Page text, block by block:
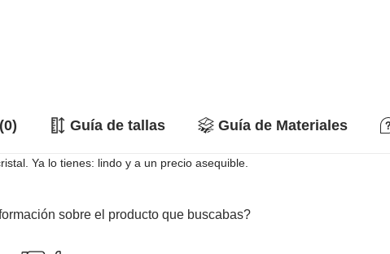
Guía de tallas Guía de Materiales
Ya lo tienes: lindo y a un precio asequible.
sobre el producto que buscabas?